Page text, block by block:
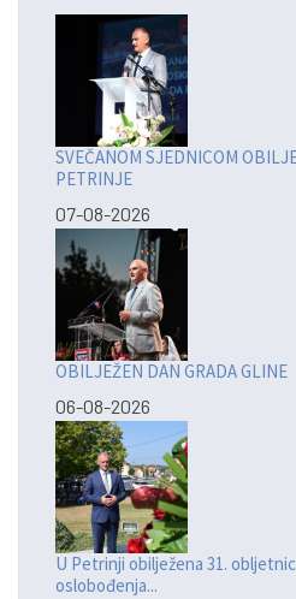
SVEČANOM SJEDNICOM
PETRINJE
07-08-2026
OBILJEŽEN DAN GRADA GLINE
06-08-2026
U Petrinji obilježena 31.
oslobođenja...